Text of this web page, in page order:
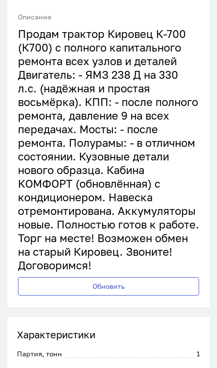
Описание
Продам трактор Кировец К-700
(К700) с полного капитального
ремонта всех узлов и деталей
Двигатель: - ЯМЗ 238 Д на 330
л.с. (надёжная и простая
восьмёрка). КПП: - после полного
ремонта, давление 9 на всех
передачах. Мосты: - после
ремонта. Полурамы: - в отличном
состоянии. Кузовные детали
нового образца. Кабина
КОМФОРТ (обновлённая) с
кондиционером. Навеска
отремонтирована. Аккумуляторы
новые. Полностью готов к работе.
Торг на месте! Возможен обмен
на старый Кировец. Звоните!
Договоримся!
Обновить
Характеристики
Партия, тонн 1